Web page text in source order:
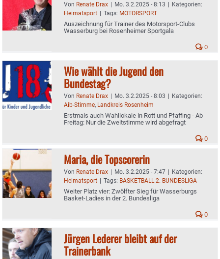
Von Renate Drax | Mo. 3.2.2025 - 8:13 | Kategorien:
Heimatsport | Tags: MOTORSPORT
Auszeichnung für Trainer des Motorsport-Clubs
Wasserburg bei Rosenheimer Sportgala
0
Wie wählt die Jugend den
Bundestag?
Von Renate Drax | Mo. 3.2.2025 - 8:03 | Kategorien:
Aib-Stimme, Landkreis Rosenheim
Erstmals auch Wahllokale in Rott und Pfaffing - Ab
Freitag: Nur die Zweitstimme wird abgefragt
0
Maria, die Topscorerin
Von Renate Drax | Mo. 3.2.2025 - 7:47 | Kategorien:
Heimatsport | Tags: BASKETBALL 2. BUNDESLIGA
Weiter Platz vier: Zwölfter Sieg für Wasserburgs
Basket-Ladies in der 2. Bundesliga
0
Jürgen Lederer bleibt auf der
Trainerbank